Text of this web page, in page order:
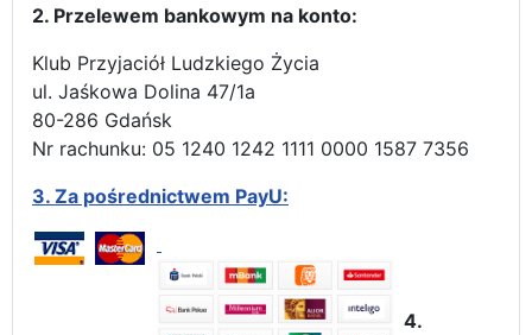
2. Przelewem bankowym na konto:
Klub Przyjaciół Ludzkiego Życia
ul. Jaśkowa Dolina 47/1a
80-286 Gdańsk
Nr rachunku: 05 1240 1242 1111 0000 1587 7356
3. Za pośrednictwem PayU:
4.